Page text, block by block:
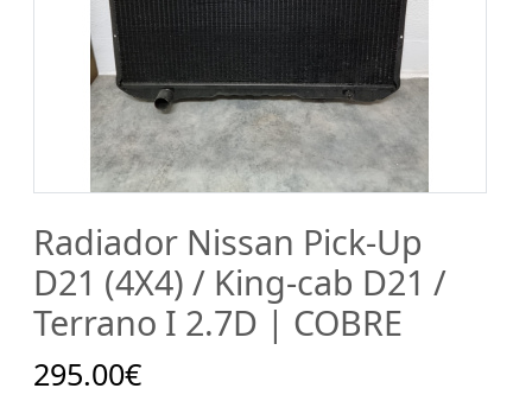
Radiador Nissan Pick-Up
D21 (4X4) / King-cab D21 /
Terrano I 2.7D | COBRE
295.00€